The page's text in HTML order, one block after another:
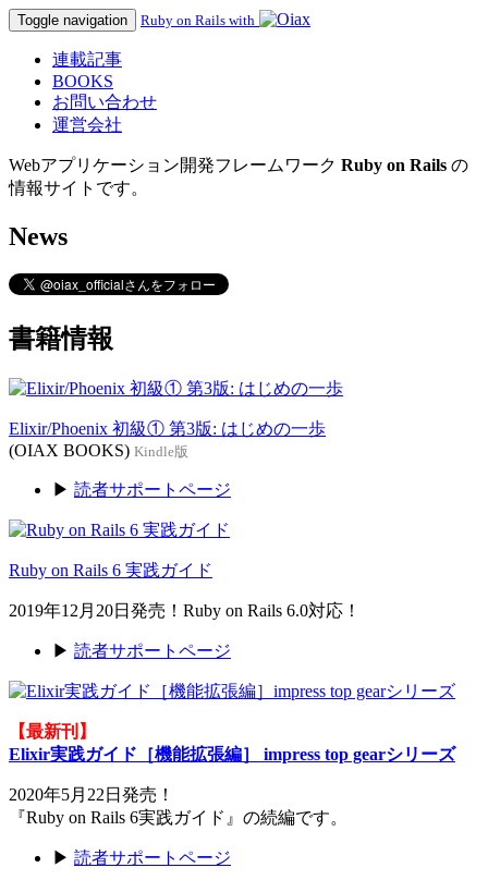
Toggle navigation Ruby on Rails with
連載記事
BOOKS
お問い合わせ
運営会社
Webアプリケーション開発フレームワーク Ruby on Rails の
情報サイトです。
News
書籍情報
Elixir/Phoenix 初級① 第3版: はじめの一歩
(OIAX BOOKS) Kindle版
▶ 読者サポートページ
Ruby on Rails 6 実践ガイド
2019年12月20日発売！Ruby on Rails 6.0対応！
▶ 読者サポートページ
【最新刊】
Elixir実践ガイド［機能拡張編］ impress top gearシリーズ
2020年5月22日発売！
『Ruby on Rails 6実践ガイド』の続編です。
▶ 読者サポートページ